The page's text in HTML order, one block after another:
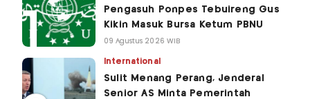
Pengasuh Ponpes Tebuireng Gus
Kikin Masuk Bursa Ketum PBNU
09 Agustus 2026 WIB
International
Sulit Menang Perang, Jenderal
Senior AS Minta Pemerintah